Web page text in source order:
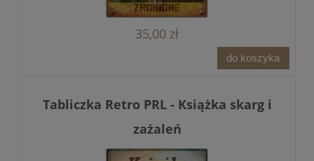
35,00 zł
do koszyka
Tabliczka Retro PRL - Książka skarg i
zażaleń